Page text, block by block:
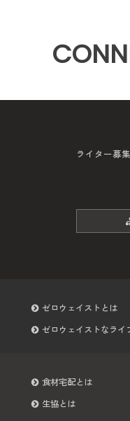
ライター募集
ゼロウェイストとは
ゼロウェイストなライ
食材宅配とは
生協とは